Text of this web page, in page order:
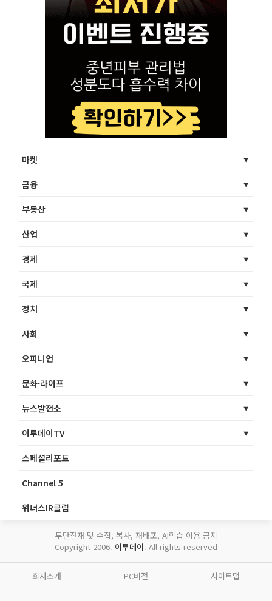
마켓
금융
부동산
산업
경제
국제
정치
사회
오피니언
문화·라이프
뉴스발전소
이투데이TV
스페셜리포트
Channel 5
위너스IR클럽
무단전재 및 수집, 복사, 재배포, AI학습 이용 금지
Copyright 2006. 이투데이. All rights reserved
회사소개 PC버전 사이트맵